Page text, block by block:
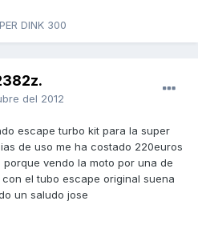
DINK 300
del 2012
escape turbo kit para la super
de uso me ha costado 220euros
vendo la moto por una de
el tubo escape original suena
un saludo jose